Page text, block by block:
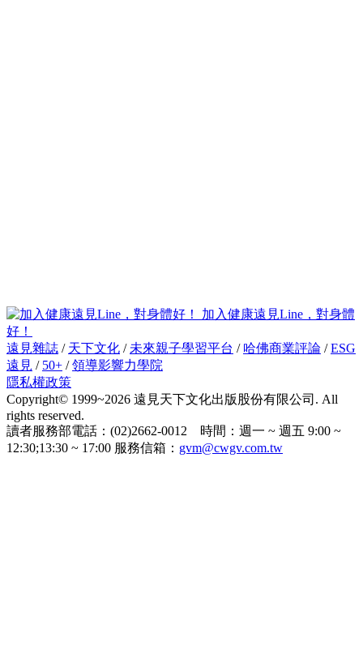
加入健康遠見Line，對身體
好！
遠見雜誌 / 天下文化 / 未來親子學習平台 / 哈佛商業評論 /ESG
遠見 / 50+ /領導影響力學院
隱私權政策
Copyright© 1999~2026 遠見天下文化出版股份有限公司. All
rights reserved.
讀者服務部電話：(02)2662-0012 時間：週一 ~ 週五 9:00 ~
12:30;13:30 ~ 17:00 服務信箱： gvm@cwgv.com.tw